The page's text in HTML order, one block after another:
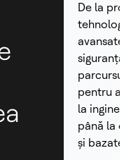
De la
avansate
parcursul
pentru a
la
până la
și bazate